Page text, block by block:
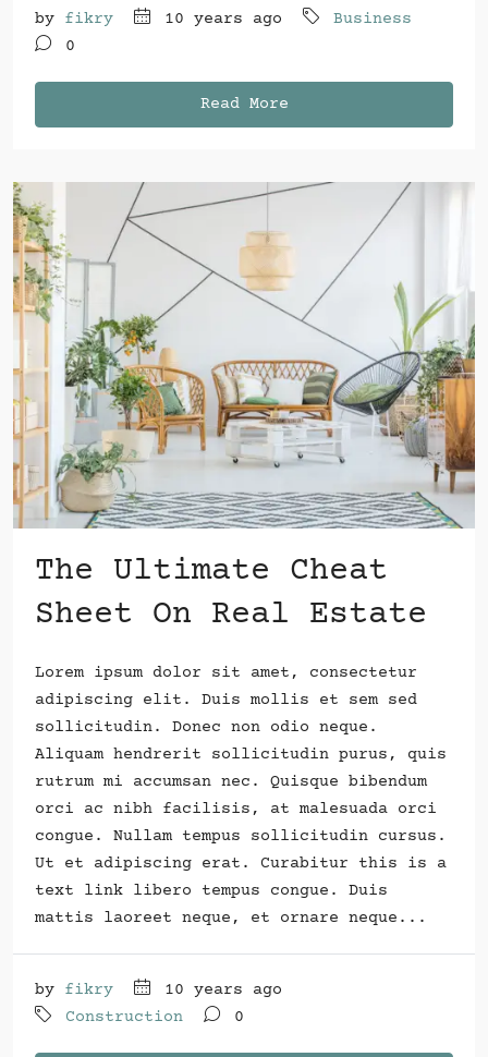
by fikry 10 years ago
Business
0
Read More
The Ultimate Cheat
Sheet On Real Estate
Lorem ipsum dolor sit amet, consectetur
adipiscing elit. Duis mollis et sem sed
sollicitudin. Donec non odio neque.
Aliquam hendrerit sollicitudin purus, quis
rutrum mi accumsan nec. Quisque bibendum
orci ac nibh facilisis, at malesuada orci
congue. Nullam tempus sollicitudin cursus.
Ut et adipiscing erat. Curabitur this is a
text link libero tempus congue. Duis
mattis laoreet neque, et ornare neque...
by fikry
10 years ago
Construction
0